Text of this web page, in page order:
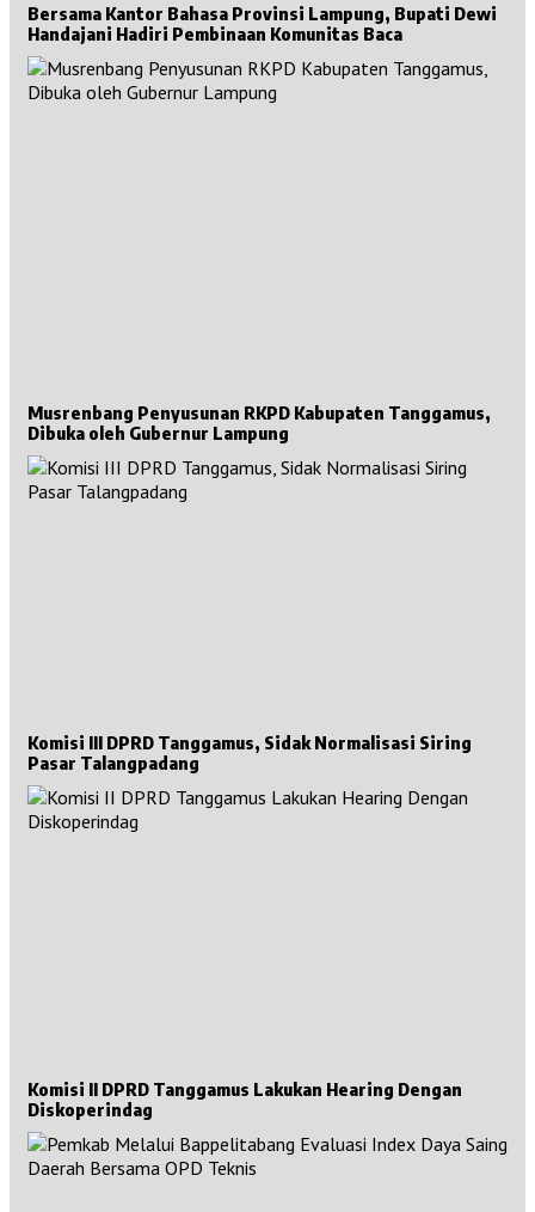
Bersama Kantor Bahasa Provinsi Lampung, Bupati Dewi
Handajani Hadiri Pembinaan Komunitas Baca
Musrenbang Penyusunan RKPD Kabupaten Tanggamus,
Dibuka oleh Gubernur Lampung
Komisi III DPRD Tanggamus, Sidak Normalisasi Siring
Pasar Talangpadang
Komisi II DPRD Tanggamus Lakukan Hearing Dengan
Diskoperindag